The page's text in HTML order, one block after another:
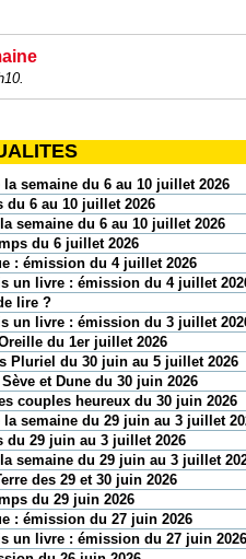
la semaine du 6 au 10 juillet 2026
du 6 au 10 juillet 2026
semaine du 6 au 10 juillet 2026
du 6 juillet 2026
: émission du 4 juillet 2026
un livre : émission du 4 juillet
lire ?
un livre : émission du 3 juillet
du 1er juillet 2026
Pluriel du 30 juin au 5 juillet 2026
et Dune du 30 juin 2026
couples heureux du 30 juin 2026
la semaine du 29 juin au 3 juillet
du 29 juin au 3 juillet 2026
semaine du 29 juin au 3 juillet
des 29 et 30 juin 2026
du 29 juin 2026
: émission du 27 juin 2026
un livre : émission du 27 juin 2026